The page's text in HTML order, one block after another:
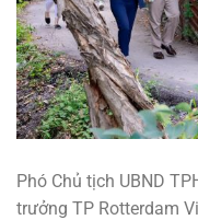
Phó Chủ tịch UBND
trưởng TP Rotterdam